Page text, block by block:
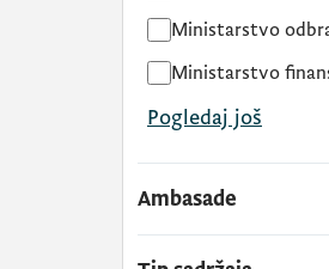
Ministarstvo
Ministarstvo
Pogledaj još
Ambasade